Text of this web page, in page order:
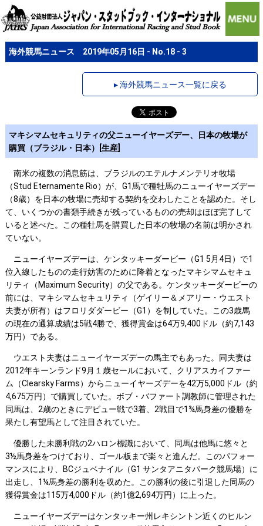
海外競馬ニュース 2019年05月16日 - No.18 - 3
▸ 海外競馬ニュース一覧に戻る
マキシマムセキュリティの父ニューイヤーズデー、日本の牧場が
購買（ブラジル・日本）[生産]
南米の複数の消息筋は、ブラジルのエテルナメンテリオ牧場
（Stud Eternamente Rio）が、G1馬で種牡馬のニューイヤーズデー
（8歳）を日本の牧場に売却する契約を交わしたことを認めた。そし
て、いくつかの書類手続きが残っているものの売却はほぼ完了して
いると述べた。この種牡馬を購買した日本の牧場の名前は明かされ
ていない。
ニューイヤーズデーは、ケンタッキーダービー（G1 5月4日）で1
位入線したものの走行妨害のために降着となったマキシマムセキュ
リティ（Maximum Security）の父である。ケンタッキーダービーの
前には、マキシマムセキュリティ（ゲイリー＆メアリー・ウエスト
夫妻が所有）はフロリダダービー（G1）を制していた。この3歳馬
の現在の通算成績は5戦4勝で、獲得賞金は64万9,400ドル（約7,143
万円）である。
ウエスト夫妻はニューイヤーズデーの馬主でもあった。同夫妻は
2012年キーンランド9月１歳セールにおいて、クリアスカイファー
ム（Clearsky Farms）からニューイヤーズデーを42万5,000ドル（約
4,675万円）で購買していた。ボブ・バファート調教師に管理された
同馬は、2歳のときにデビュー戦で3着、2戦目で1¾馬身差の優勝を
果たし有望馬として注目されていた。
優勝した未勝利戦の2ハロン標識において、同馬は他馬に悠々と
3½馬身差をつけており、ゴール板まで楽々と進んだ。このパフォー
マンスにより、BCジュベナイル（G1 サンタアニタパーク競馬場）に
出走し、1¼馬身差の勝利を収めた。この勝利の後に引退した同馬の
獲得賞金は115万4,000ドル（約1億2,694万円）に上った。
ニューイヤーズデーはケンタッキー州レキシントン近くのヒルン